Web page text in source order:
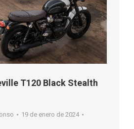
T120 Black Stealth
19 de enero de 2024